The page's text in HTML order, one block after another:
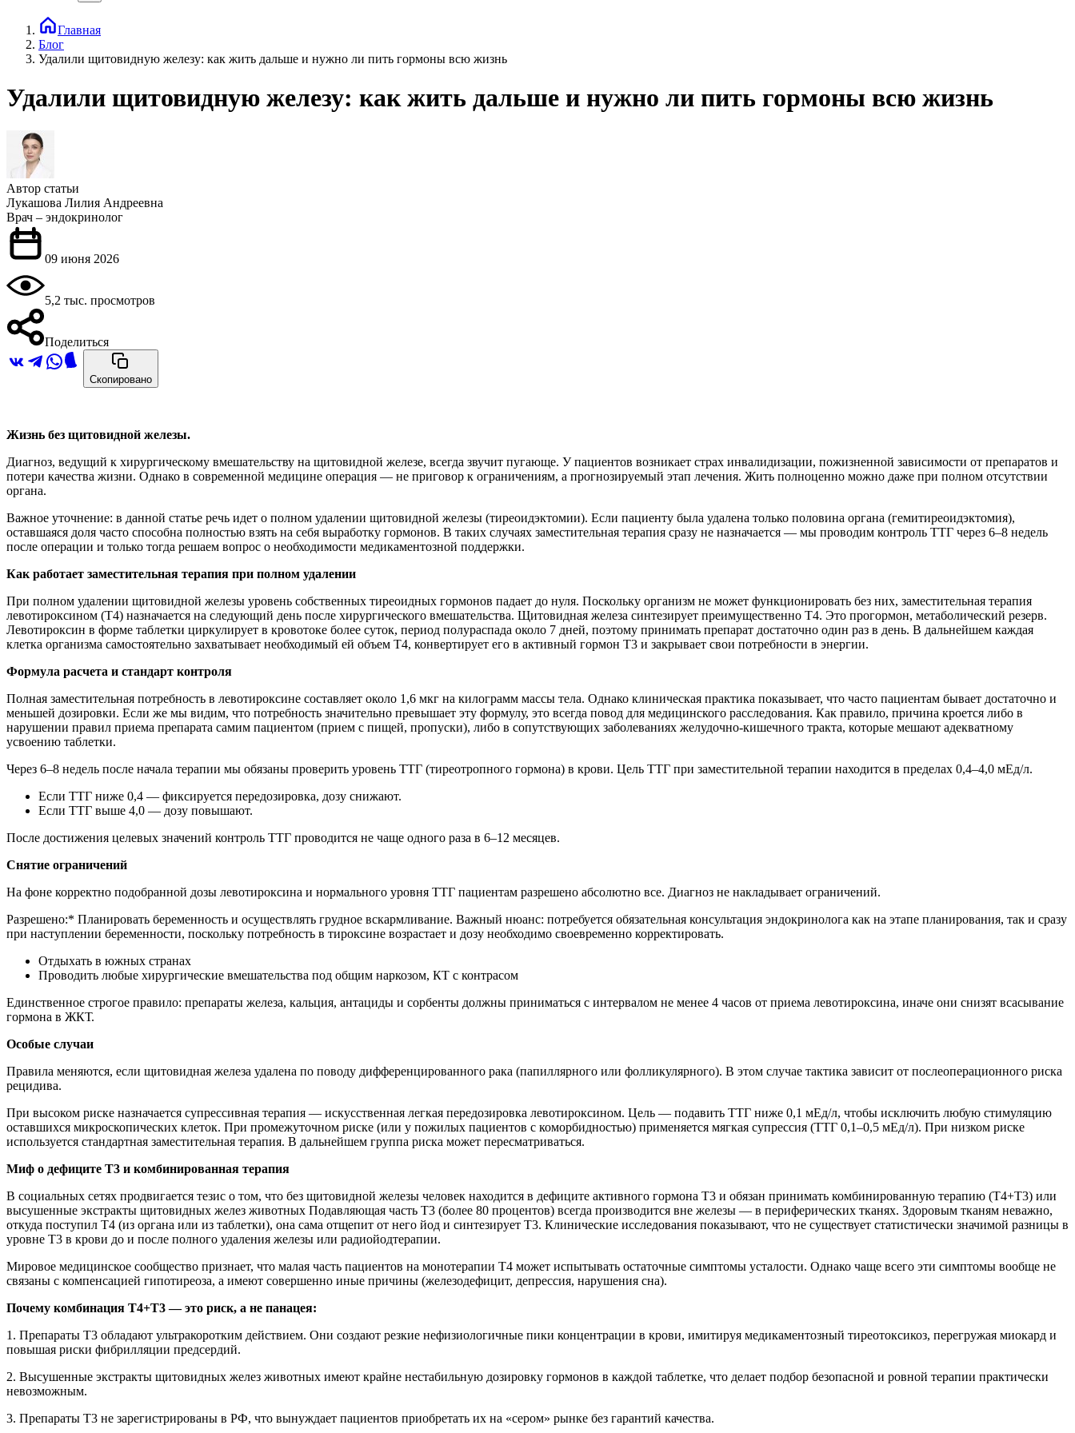
Главная
Блог
Удалили щитовидную железу: как жить дальше и нужно ли пить гормоны всю жизнь
Удалили щитовидную железу: как жить дальше и нужно ли пить гормоны всю жизнь
Автор статьи
Лукашова Лилия Андреевна
Врач – эндокринолог
09 июня 2026
5,2 тыс. просмотров
Поделиться
Скопировано
Жизнь без щитовидной железы.
Диагноз, ведущий к хирургическому вмешательству на щитовидной железе, всегда звучит пугающе. У пациентов возникает страх инвалидизации, пожизненной зависимости от препаратов и
потери качества жизни. Однако в современной медицине операция — не приговор к ограничениям, а прогнозируемый этап лечения. Жить полноценно можно даже при полном отсутствии
органа.
Важное уточнение: в данной статье речь идет о полном удалении щитовидной железы (тиреоидэктомии). Если пациенту была удалена только половина органа (гемитиреоидэктомия),
оставшаяся доля часто способна полностью взять на себя выработку гормонов. В таких случаях заместительная терапия сразу не назначается — мы проводим контроль ТТГ через 6–8 недель
после операции и только тогда решаем вопрос о необходимости медикаментозной поддержки.
Как работает заместительная терапия при полном удалении
При полном удалении щитовидной железы уровень собственных тиреоидных гормонов падает до нуля. Поскольку организм не может функционировать без них, заместительная терапия
левотироксином (Т4) назначается на следующий день после хирургического вмешательства. Щитовидная железа синтезирует преимущественно Т4. Это прогормон, метаболический резерв.
Левотироксин в форме таблетки циркулирует в кровотоке более суток, период полураспада около 7 дней, поэтому принимать препарат достаточно один раз в день. В дальнейшем каждая
клетка организма самостоятельно захватывает необходимый ей объем Т4, конвертирует его в активный гормон Т3 и закрывает свои потребности в энергии.
Формула расчета и стандарт контроля
Полная заместительная потребность в левотироксине составляет около 1,6 мкг на килограмм массы тела. Однако клиническая практика показывает, что часто пациентам бывает достаточно и
меньшей дозировки. Если же мы видим, что потребность значительно превышает эту формулу, это всегда повод для медицинского расследования. Как правило, причина кроется либо в
нарушении правил приема препарата самим пациентом (прием с пищей, пропуски), либо в сопутствующих заболеваниях желудочно-кишечного тракта, которые мешают адекватному
усвоению таблетки.
Через 6–8 недель после начала терапии мы обязаны проверить уровень ТТГ (тиреотропного гормона) в крови. Цель ТТГ при заместительной терапии находится в пределах 0,4–4,0 мЕд/л.
Если ТТГ ниже 0,4 — фиксируется передозировка, дозу снижают.
Если ТТГ выше 4,0 — дозу повышают.
После достижения целевых значений контроль ТТГ проводится не чаще одного раза в 6–12 месяцев.
Снятие ограничений
На фоне корректно подобранной дозы левотироксина и нормального уровня ТТГ пациентам разрешено абсолютно все. Диагноз не накладывает ограничений.
Разрешено:* Планировать беременность и осуществлять грудное вскармливание. Важный нюанс: потребуется обязательная консультация эндокринолога как на этапе планирования, так и сразу
при наступлении беременности, поскольку потребность в тироксине возрастает и дозу необходимо своевременно корректировать.
Отдыхать в южных странах
Проводить любые хирургические вмешательства под общим наркозом, КТ с контрасом
Единственное строгое правило: препараты железа, кальция, антациды и сорбенты должны приниматься с интервалом не менее 4 часов от приема левотироксина, иначе они снизят всасывание
гормона в ЖКТ.
Особые случаи
Правила меняются, если щитовидная железа удалена по поводу дифференцированного рака (папиллярного или фолликулярного). В этом случае тактика зависит от послеоперационного риска
рецидива.
При высоком риске назначается супрессивная терапия — искусственная легкая передозировка левотироксином. Цель — подавить ТТГ ниже 0,1 мЕд/л, чтобы исключить любую стимуляцию
оставшихся микроскопических клеток. При промежуточном риске (или у пожилых пациентов с коморбидностью) применяется мягкая супрессия (ТТГ 0,1–0,5 мЕд/л). При низком риске
используется стандартная заместительная терапия. В дальнейшем группа риска может пересматриваться.
Миф о дефиците Т3 и комбинированная терапия
В социальных сетях продвигается тезис о том, что без щитовидной железы человек находится в дефиците активного гормона Т3 и обязан принимать комбинированную терапию (Т4+Т3) или
высушенные экстракты щитовидных желез животных Подавляющая часть Т3 (более 80 процентов) всегда производится вне железы — в периферических тканях. Здоровым тканям неважно,
откуда поступил Т4 (из органа или из таблетки), она сама отщепит от него йод и синтезирует Т3. Клинические исследования показывают, что не существует статистически значимой разницы в
уровне Т3 в крови до и после полного удаления железы или радиойодтерапии.
Мировое медицинское сообщество признает, что малая часть пациентов на монотерапии Т4 может испытывать остаточные симптомы усталости. Однако чаще всего эти симптомы вообще не
связаны с компенсацией гипотиреоза, а имеют совершенно иные причины (железодефицит, депрессия, нарушения сна).
Почему комбинация Т4+Т3 — это риск, а не панацея:
1. Препараты Т3 обладают ультракоротким действием. Они создают резкие нефизиологичные пики концентрации в крови, имитируя медикаментозный тиреотоксикоз, перегружая миокард и
повышая риски фибрилляции предсердий.
2. Высушенные экстракты щитовидных желез животных имеют крайне нестабильную дозировку гормонов в каждой таблетке, что делает подбор безопасной и ровной терапии практически
невозможным.
3. Препараты Т3 не зарегистрированы в РФ, что вынуждает пациентов приобретать их на «сером» рынке без гарантий качества.